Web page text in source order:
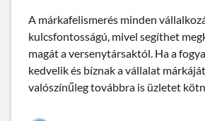
A márkafelismerés minden
kulcsfontosságú, mivel segíthet
magát a versenytársaktól. Ha a
kedvelik és bíznak a vállalat
valószínűleg továbbra is üzletet